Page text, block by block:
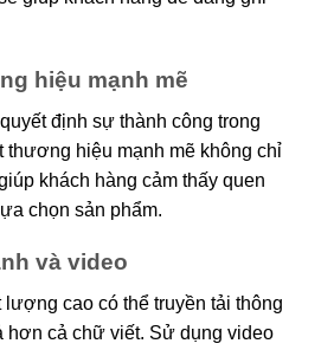
hiệu mạnh mẽ
định sự thành công trong
thương hiệu mạnh mẽ không chỉ
khách hàng cảm thấy quen
chọn sản phẩm.
và video
lượng cao có thể truyền tải thông
hơn cả chữ viết. Sử dụng video